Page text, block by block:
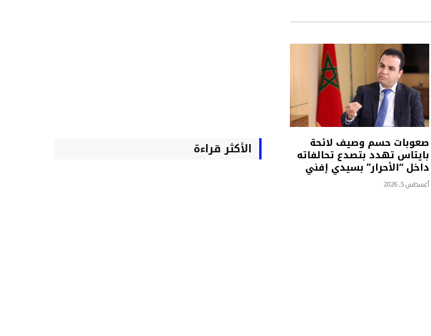
صعوبات حسم وصيف لائحة
بايتاس تهدد بتصدع تحالفاته
داخل “الأحرار” بسيدي إفني
أغسطس 5, 2026
الأكثر قراءة